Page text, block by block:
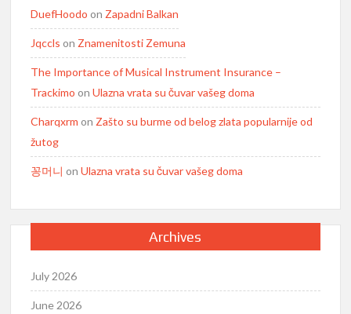
DuefHoodo on Zapadni Balkan
Jqccls on Znamenitosti Zemuna
The Importance of Musical Instrument Insurance –
Trackimo onUlazna vrata su čuvar vašeg doma
Charqxrm on Zašto su burme od belog zlata popularnije od
žutog
꽁머니 onUlazna vrata su čuvar vašeg doma
Archives
July 2026
June 2026